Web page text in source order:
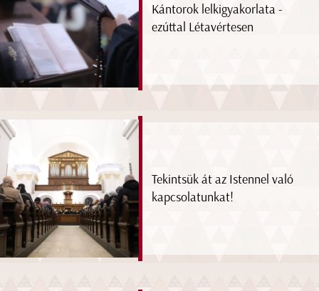
Kántorok lelkigyakorlata -
ezúttal Létavértesen
Tekintsük át az Istennel való
kapcsolatunkat!